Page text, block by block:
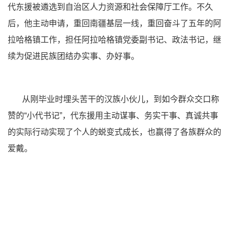
代东援被遴选到自治区人力资源和社会保障厅工作。不久
后，他主动申请，重回南疆基层一线，重回奋斗了五年的阿
拉哈格镇工作，担任阿拉哈格镇党委副书记、政法书记，继
续为促进民族团结办实事、办好事。
从刚毕业时埋头苦干的汉族小伙儿，到如今群众交口称
赞的“小代书记”，代东援用主动谋事、务实干事、真诚共事
的实际行动实现了个人的蜕变式成长，也赢得了各族群众的
爱戴。